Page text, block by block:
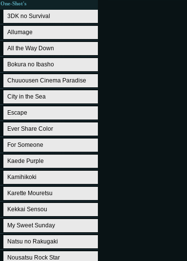
One-Shot's
3DK no Survival
Allumage
All the Way Down
Bokura no Ibasho
Chuuousen Cinema Paradise
City in the Sea
Escape
Ever Share Color
For Someone
Kaede Purple
Kamihikoki
Karette Mouretsu
Kekkai Sensou
My Sweet Sunday
Natsu no Rakugaki
Nousatsu Rock Star